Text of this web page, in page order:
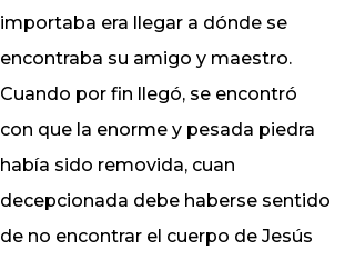
importaba era llegar a dónde se
encontraba su amigo y maestro.
Cuando por fin llegó, se encontró
con que la enorme y pesada piedra
había sido removida, cuan
decepcionada debe haberse sentido
de no encontrar el cuerpo de Jesús